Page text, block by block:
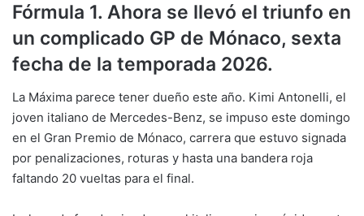
Fórmula 1. Ahora se llevó el triunfo en
un complicado GP de Mónaco, sexta
fecha de la temporada 2026.
La Máxima parece tener dueño este año. Kimi Antonelli, el
joven italiano de Mercedes-Benz, se impuso este domingo
en el Gran Premio de Mónaco, carrera que estuvo signada
por penalizaciones, roturas y hasta una bandera roja
faltando 20 vueltas para el final.